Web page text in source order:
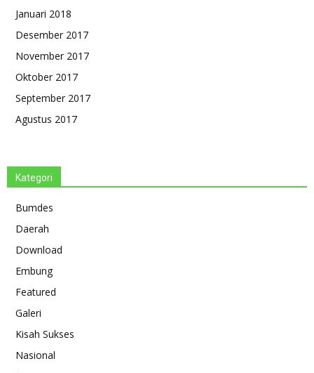
Januari 2018
Desember 2017
November 2017
Oktober 2017
September 2017
Agustus 2017
Kategori
Bumdes
Daerah
Download
Embung
Featured
Galeri
Kisah Sukses
Nasional